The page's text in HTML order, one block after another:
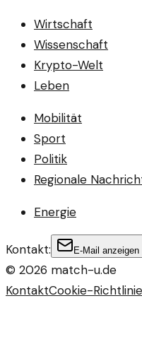
Wirtschaft
Wissenschaft
Krypto-Welt
Leben
Mobilität
Sport
Politik
Regionale
Energie
Kontakt: E-Mail anzeigen
© 2026 match-u.de
KontaktCookie-Richtlinie